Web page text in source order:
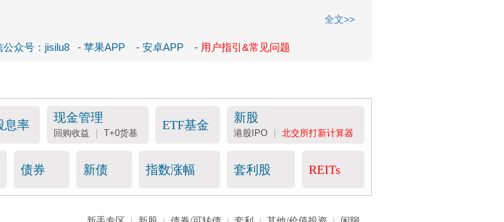
全文>>
公众号：jisilu8 - 苹果APP - 安卓APP - 用户指引&常见问题
息率
现金管理
回购收益 | T+0货基
ETF基金
新股
港股IPO | 北交所打新计算器
债券 新债 指数涨幅 套利股 REITs